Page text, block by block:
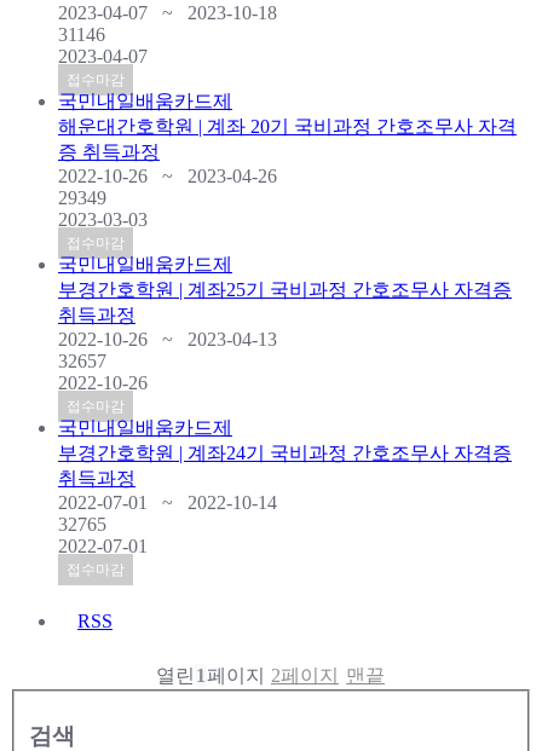
2023-04-07 ~ 2023-10-18
31146
2023-04-07
접수마감
국민내일배움카드제
해운대간호학원 | 계좌 20기 국비과정 간호조무사 자격
증 취득과정
2022-10-26 ~ 2023-04-26
29349
2023-03-03
접수마감
국민내일배움카드제
부경간호학원 | 계좌25기 국비과정 간호조무사 자격증
취득과정
2022-10-26 ~ 2023-04-13
32657
2022-10-26
접수마감
국민내일배움카드제
부경간호학원 | 계좌24기 국비과정 간호조무사 자격증
취득과정
2022-07-01 ~ 2022-10-14
32765
2022-07-01
접수마감
RSS
열린 1페이지 2페이지 맨끝
검색